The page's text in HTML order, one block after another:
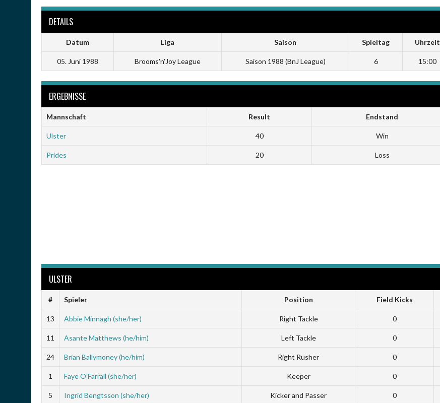
DETAILS
Datum Liga Saison Spieltag Uhrzeit
05. Juni 1988 Brooms'n'Joy League Saison 1988 (BnJ League) 6 15:00
ERGEBNISSE
Mannschaft Result Endstand
Ulster 40 Win
Prides 20 Loss
ULSTER
# Spieler Position Field Kicks
13 Abbie Minnagh (she/her) Right Tackle 0
11 Asante Matthews (he/him) Left Tackle 0
24 Brian Ballymoney (he/him) Right Rusher 0
1 Faye O’Farrall (she/her) Keeper 0
5 Ingrid Bengtsson (she/her) Kicker and Passer 0